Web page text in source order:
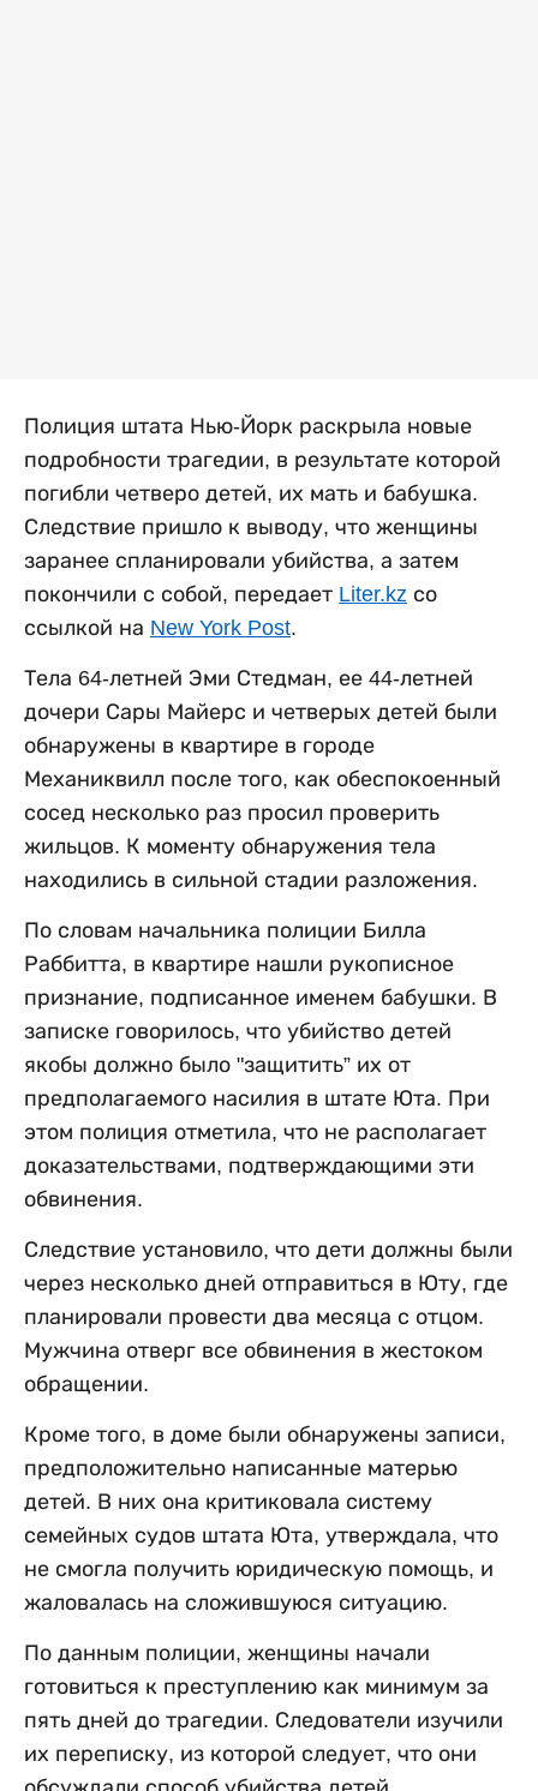
Полиция штата Нью-Йорк раскрыла новые
подробности трагедии, в результате которой
погибли четверо детей, их мать и бабушка.
Следствие пришло к выводу, что женщины
заранее спланировали убийства, а затем
покончили с собой, передает Liter.kz со
ссылкой на New York Post.
Тела 64-летней Эми Стедман, ее 44-летней
дочери Сары Майерс и четверых детей были
обнаружены в квартире в городе
Механиквилл после того, как обеспокоенный
сосед несколько раз просил проверить
жильцов. К моменту обнаружения тела
находились в сильной стадии разложения.
По словам начальника полиции Билла
Раббитта, в квартире нашли рукописное
признание, подписанное именем бабушки. В
записке говорилось, что убийство детей
якобы должно было "защитить” их от
предполагаемого насилия в штате Юта. При
этом полиция отметила, что не располагает
доказательствами, подтверждающими эти
обвинения.
Следствие установило, что дети должны были
через несколько дней отправиться в Юту, где
планировали провести два месяца с отцом.
Мужчина отверг все обвинения в жестоком
обращении.
Кроме того, в доме были обнаружены записи,
предположительно написанные матерью
детей. В них она критиковала систему
семейных судов штата Юта, утверждала, что
не смогла получить юридическую помощь, и
жаловалась на сложившуюся ситуацию.
По данным полиции, женщины начали
готовиться к преступлению как минимум за
пять дней до трагедии. Следователи изучили
их переписку, из которой следует, что они